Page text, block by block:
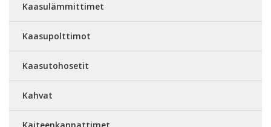
Kaasulämmittimet
Kaasupolttimot
Kaasutohosetit
Kahvat